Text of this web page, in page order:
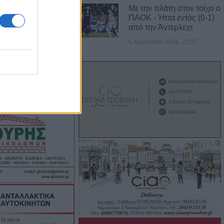
συνεργείο
λύση
αλλαγές θα
η
Με την πλάτη στον τοίχο ο
ΠΑΟΚ - Ήττα εντός (0-1)
από την Άντερλεχτ
6 Αυγούστου 2026, 22:57